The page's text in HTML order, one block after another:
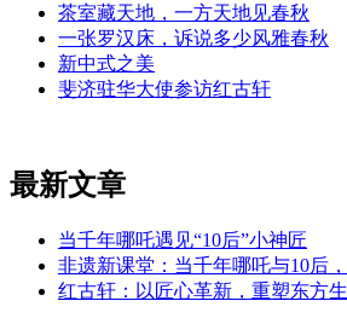
茶室藏天地，一方天地见春秋
一张罗汉床，诉说多少风雅春秋
新中式之美
斐济驻华大使参访红古轩
最新文章
当千年哪吒遇见“10后”小神匠
非遗新课堂：当千年哪吒与10后
红古轩：以匠心革新，重塑东方